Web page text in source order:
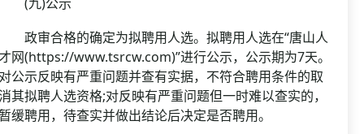
审合格的确定为拟聘用人选。拟聘用人选在“唐山人
网(https://www.tsrcw.com)”进行公示，公示期为7天。
公示反映有严重问题并查有实据，不符合聘用条件的取
其拟聘人选资格;对反映有严重问题但一时难以查实的，
缓聘用，待查实并做出结论后决定是否聘用。